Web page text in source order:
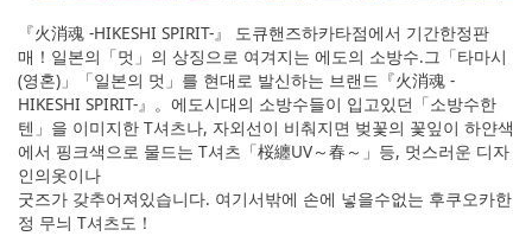
『火消魂 -HIKESHI SPIRIT-』 도큐핸즈하카타점에서 기간한정판
매！일본의「멋」의 상징으로 여겨지는 에도의 소방수.그「타마시
(영혼)」「일본의 멋」를 현대로 발신하는 브랜드『火消魂 -
HIKESHI SPIRIT-』。에도시대의 소방수들이 입고있던「소방수한
텐」을 이미지한 T셔츠나, 자외선이 비춰지면 벚꽃의 꽃잎이 하얀색
에서 핑크색으로 물드는 T셔츠「桜纏UV～春～」등, 멋스러운 디자
인의옷이나
굿즈가 갖추어져있습니다. 여기서밖에 손에 넣을수없는 후쿠오카한
정 무늬 T셔츠도！